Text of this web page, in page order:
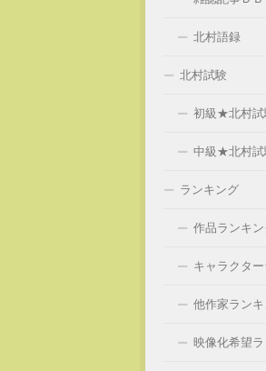
北村語録
北村試験
初級★北村試
中級★北村試
ランキング
作品ランキ
キャラクタ
他作家ラン
映像化希望